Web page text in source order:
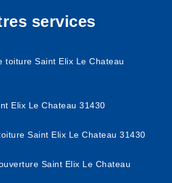
services
toiture Saint Elix Le Chateau
Elix Le Chateau 31430
Saint Elix Le Chateau 31430
Saint Elix Le Chateau